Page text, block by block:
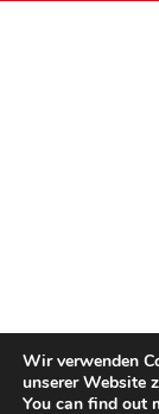
Wir verwenden
unserer Website
You can find out